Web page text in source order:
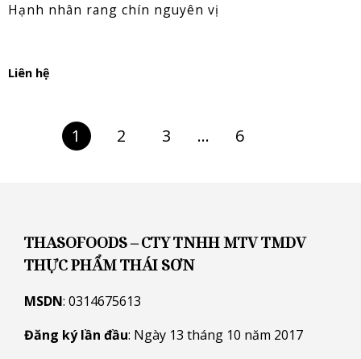
Hạnh nhân rang chín nguyên vị
Liên hệ
1 2 3 … 6
THASOFOODS – CTY TNHH MTV TMDV
THỰC PHẨM THÁI SƠN
MSDN: 0314675613
Đăng ký lần đầu: Ngày 13 tháng 10 năm 2017